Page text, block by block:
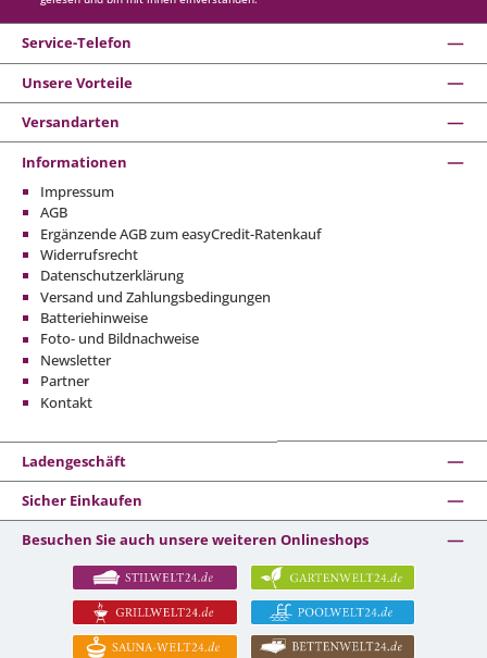
Service-Telefon
Unsere Vorteile
Versandarten
Informationen
Impressum
AGB
Ergänzende AGB zum easyCredit-Ratenkauf
Widerrufsrecht
Datenschutzerklärung
Versand und Zahlungsbedingungen
Batteriehinweise
Foto- und Bildnachweise
Newsletter
Partner
Kontakt
Ladengeschäft
Sicher Einkaufen
Besuchen Sie auch unsere weiteren Onlineshops